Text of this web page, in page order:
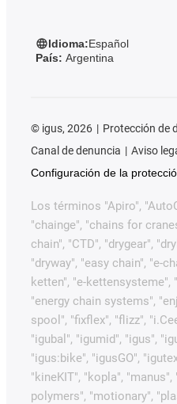
Idioma:Español
País: Argentina
© igus, 2026 Protección de
Canal de denuncia
Aviso
Configuración de la
Los términos "Apiro",
"chainge", "chains for
chain", "CTD", "drygear",
"dryway", "easy chain", "e-
ketten", "e-kettensysteme",
"energy chain systems",
spool", "fixflex", "flizz",
"igubal", "igumid", "igus",
"igus:bike", "igusGO",
"kineKIT", "kopla",
polymers", "motionary",